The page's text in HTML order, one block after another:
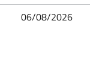
06/08/2026